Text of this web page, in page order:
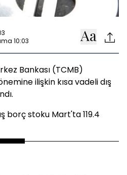
10:03
Bankası (TCMB)
ilişkin kısa vadeli dış
borç stoku Mart'ta 119.4